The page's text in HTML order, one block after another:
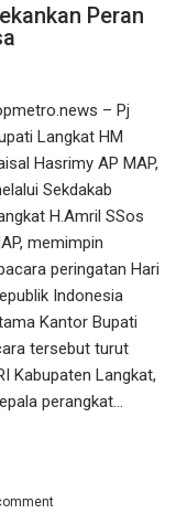
Peran
– Pj
Langkat HM
Hasrimy AP MAP,
Sekdakab
H.Amril SSos
memimpin
peringatan Hari
Indonesia
Kantor Bupati
tersebut turut
Kabupaten Langkat,
perangkat…